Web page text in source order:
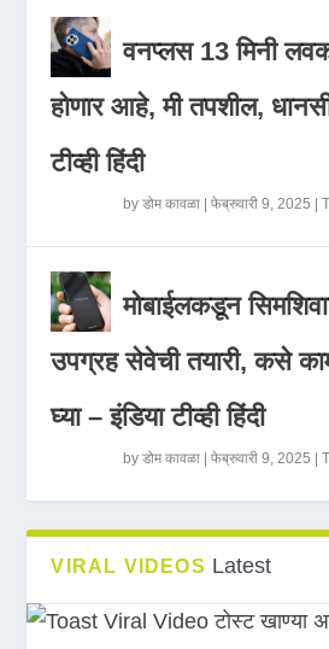
वनप्लस 13 मिनी
होणार आहे, मी तपशील,
टीव्ही हिंदी
byडोम कावळा |फेब्रुवारी 9, 2025 |
मोबाईलकडून
उपग्रह सेवेची तयारी, कसे
घ्या – इंडिया टीव्ही हिंदी
byडोम कावळा |फेब्रुवारी 9, 2025 |
VIRAL VIDEOS Latest